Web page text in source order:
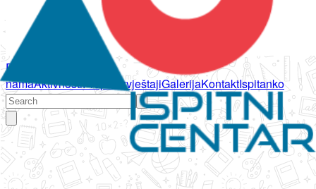
Početna
namaAktivnostiPropisi IzvještajiGalerijaKontaktIspitanko